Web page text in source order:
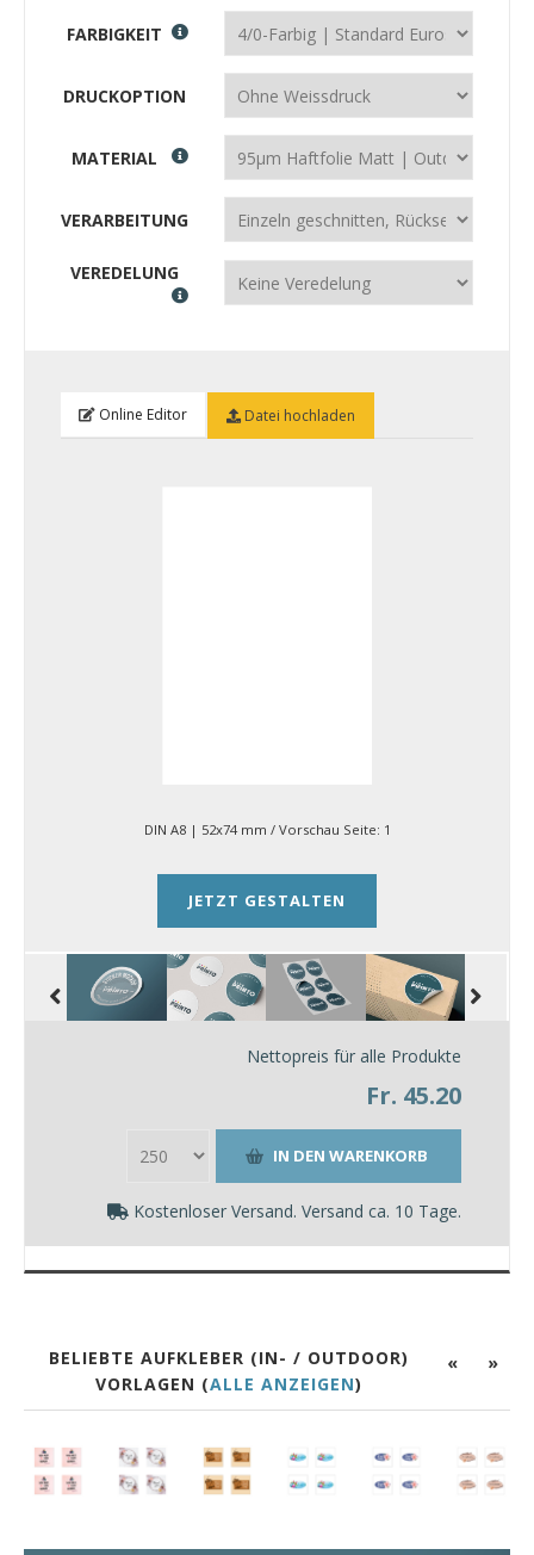
FARBIGKEIT
DRUCKOPTION
MATERIAL
VERARBEITUNG
VEREDELUNG
Online Editor Datei hochladen
DIN A8 | 52x74 mm / Vorschau Seite: 1
JETZT GESTALTEN
Nettopreis für alle Produkte
Fr. 45.20
Kostenloser Versand. Versand ca. 10 Tage.
« »
BELIEBTE AUFKLEBER (IN- / OUTDOOR)
VORLAGEN (ALLE ANZEIGEN)